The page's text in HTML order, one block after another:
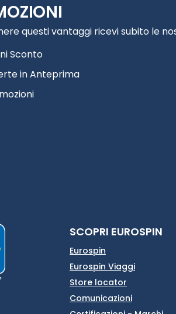
questi vantaggi ricevi subito le
Sconto
in Anteprima
SCOPRI EUROSPIN
Eurospin
Eurospin Viaggi
Store locator
Comunicazioni